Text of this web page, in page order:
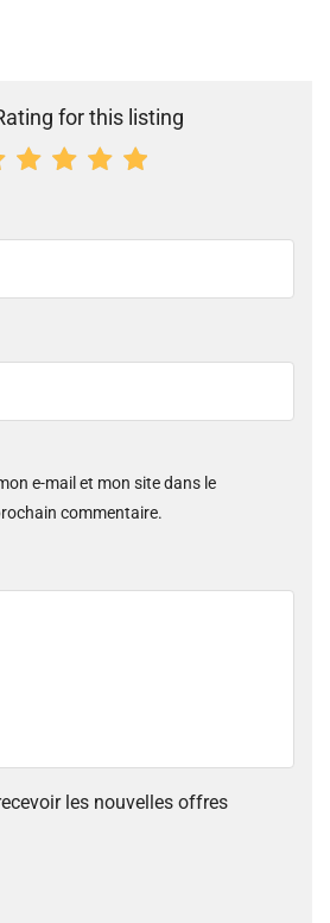
for this listing
e-mail et mon site dans le
commentaire.
les nouvelles offres